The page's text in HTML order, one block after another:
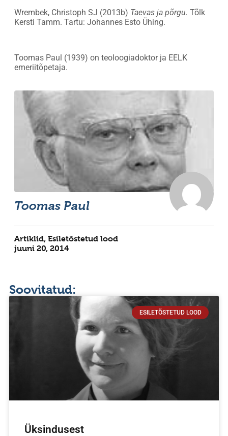
Wrembek, Christoph SJ (2013b) Taevas ja põrgu. Tõlk
Kersti Tamm. Tartu: Johannes Esto Ühing.
Toomas Paul (1939) on teoloogiadoktor ja EELK
emeriitõpetaja.
Toomas Paul
Artiklid, Esiletõstetud lood
juuni 20, 2014
Soovitatud:
ESILETÕSTETUD LOOD
Üksindusest